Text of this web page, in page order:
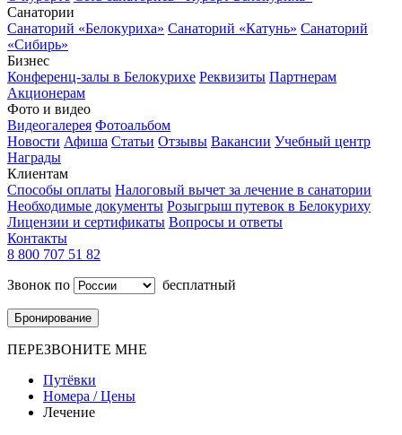
Санатории
Санаторий «Белокуриха» Санаторий «Катунь» Санаторий
«Сибирь»
Бизнес
Конференц-залы в Белокурихе Реквизиты Партнерам
Акционерам
Фото и видео
Видеогалерея Фотоальбом
Новости Афиша Статьи Отзывы Вакансии Учебный центр
Награды
Клиентам
Способы оплаты Налоговый вычет за лечение в санатории
Необходимые документы Розыгрыш путевок в Белокуриху
Лицензии и сертификаты Вопросы и ответы
Контакты
8 800 707 51 82
Звонок по
бесплатный
Бронирование
ПЕРЕЗВОНИТЕ МНЕ
Путёвки
Номера / Цены
Лечение